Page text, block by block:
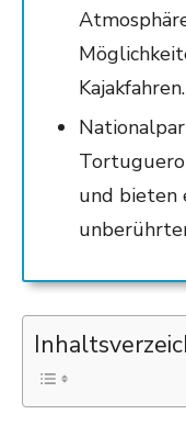
Kajakfahren.
und bieten